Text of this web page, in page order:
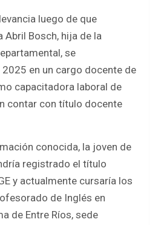
luego de que
Abril Bosch, hija de la
se
en un cargo docente de
capacitadora laboral de
contar con título docente
conocida, la joven de
registrado el título
y actualmente cursaría los
de Inglés en
de Entre Ríos, sede